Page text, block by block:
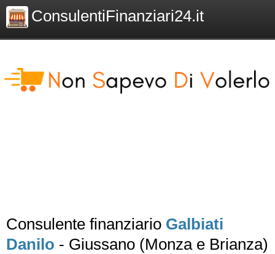
ConsulentiFinanziari24.it
Consulente finanziario Galbiati
Danilo - Giussano (Monza e Brianza)